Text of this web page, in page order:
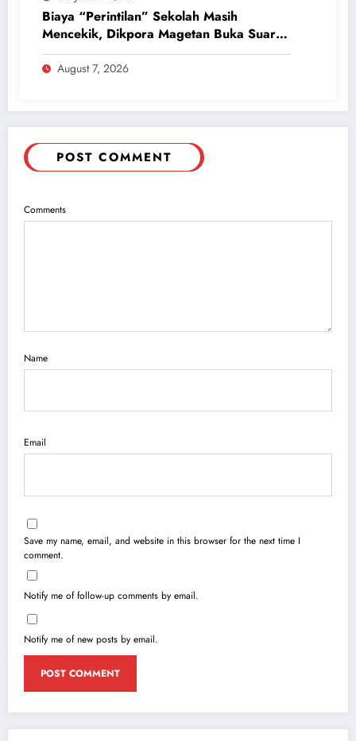
Biaya “Perintilan” Sekolah Masih
Mencekik, Dikpora Magetan Buka Suara
Soal Polemik Seragam dan Modul
August 7, 2026
POST COMMENT
Comments
Name
Email
Save my name, email, and website in this browser for the next time I
comment.
Notify me of follow-up comments by email.
Notify me of new posts by email.